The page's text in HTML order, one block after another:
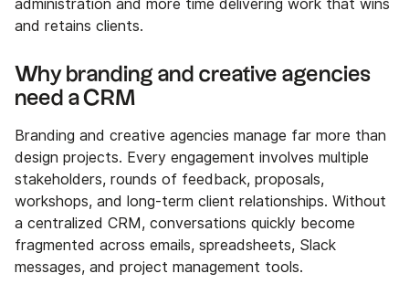
administration and more time delivering work that wins
and retains clients.
Why branding and creative agencies
need a CRM
Branding and creative agencies manage far more than
design projects. Every engagement involves multiple
stakeholders, rounds of feedback, proposals,
workshops, and long-term client relationships. Without
a centralized CRM, conversations quickly become
fragmented across emails, spreadsheets, Slack
messages, and project management tools.